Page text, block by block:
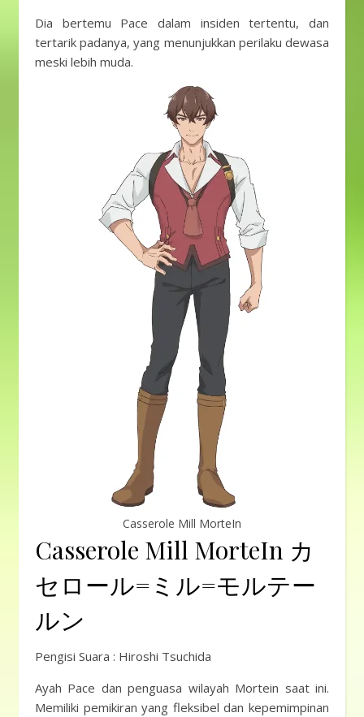
Dia bertemu Pace dalam insiden tertentu, dan
tertarik padanya, yang menunjukkan perilaku dewasa
meski lebih muda.
Casserole Mill MorteIn
Casserole Mill MorteIn カ
セロール=ミル=モルテー
ルン
Pengisi Suara : Hiroshi Tsuchida
Ayah Pace dan penguasa wilayah Mortein saat ini.
Memiliki pemikiran yang fleksibel dan kepemimpinan